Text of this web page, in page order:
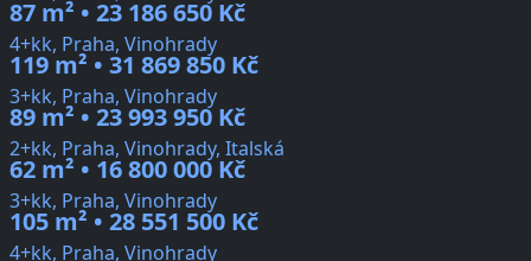
87 m² • 23 186 650 Kč
4+kk, Praha, Vinohrady
119 m² • 31 869 850 Kč
3+kk, Praha, Vinohrady
89 m² • 23 993 950 Kč
2+kk, Praha, Vinohrady, Italská
62 m² • 16 800 000 Kč
3+kk, Praha, Vinohrady
105 m² • 28 551 500 Kč
4+kk, Praha, Vinohrady